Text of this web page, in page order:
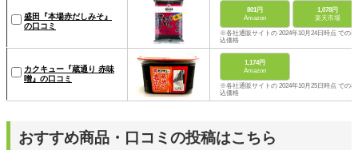
盛田『本場赤だしみそ』
の口コミ
801円
Amazon
1,078円
楽天市場
※各社通販サイトの 2024年10月24日時点 での税
込価格
カクキュー『蔵通り 赤味
噌』の口コミ
1,174円
Amazon
※各社通販サイトの 2024年10月25日時点 での税
込価格
おすすめ商品・口コミの投稿はこちら